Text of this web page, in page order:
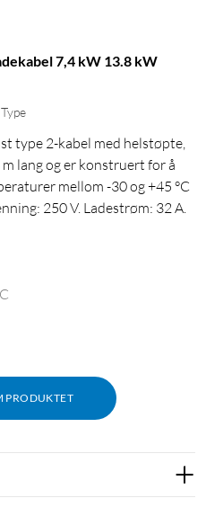
7,4 kW 13.8 kW
type 2-kabel med helstøpte,
lang og er konstruert for å
mellom -30 og +45 °C
250 V. Ladestrøm: 32 A.
PRODUKTET